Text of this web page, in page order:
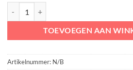
TOEVOEGEN AAN
Artikelnummer: N/B